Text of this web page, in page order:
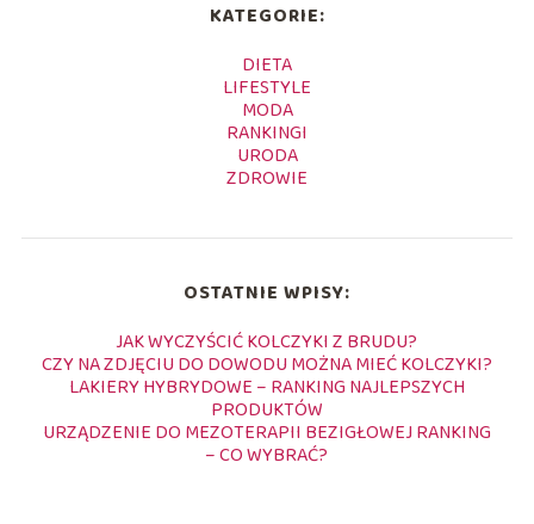
KATEGORIE:
DIETA
LIFESTYLE
MODA
RANKINGI
URODA
ZDROWIE
OSTATNIE WPISY:
JAK WYCZYŚCIĆ KOLCZYKI Z BRUDU?
CZY NA ZDJĘCIU DO DOWODU MOŻNA MIEĆ KOLCZYKI?
LAKIERY HYBRYDOWE – RANKING NAJLEPSZYCH
PRODUKTÓW
URZĄDZENIE DO MEZOTERAPII BEZIGŁOWEJ RANKING
– CO WYBRAĆ?